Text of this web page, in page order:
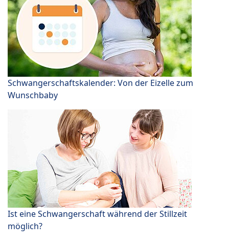
Schwangerschaftskalender: Von der Eizelle zum
Wunschbaby
Ist eine Schwangerschaft während der Stillzeit
möglich?